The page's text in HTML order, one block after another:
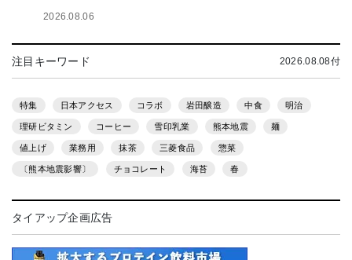
2026.08.06
注目キーワード 2026.08.08付
特集 日本アクセス コラボ 岩田醸造 中食 明治
理研ビタミン コーヒー 雪印乳業 熊本地震 麺
値上げ 業務用 抹茶 三菱食品 惣菜
〔熊本地震影響〕 チョコレート 海苔 春
タイアップ企画広告